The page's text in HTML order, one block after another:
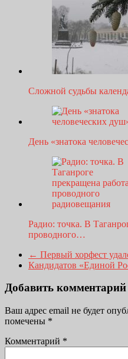
Сложной судьбы
День «знатока
Радио: точка. В
проводного…
← Первый хорфест
Кандидатов «Единой
Добавить комментарий
Ваш адрес email не будет
помечены *
Комментарий *